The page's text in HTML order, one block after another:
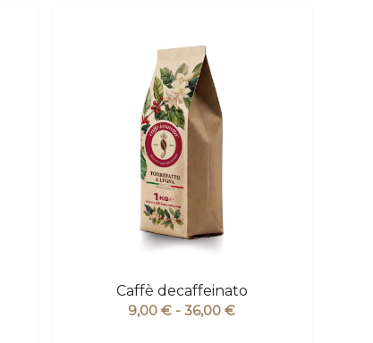
Caffè decaffeinato
9,00€ - 36,00€Fascia